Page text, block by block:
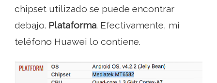
chipset utilizado se puede encontrar
debajo. Plataforma. Efectivamente, mi
teléfono Huawei lo contiene.